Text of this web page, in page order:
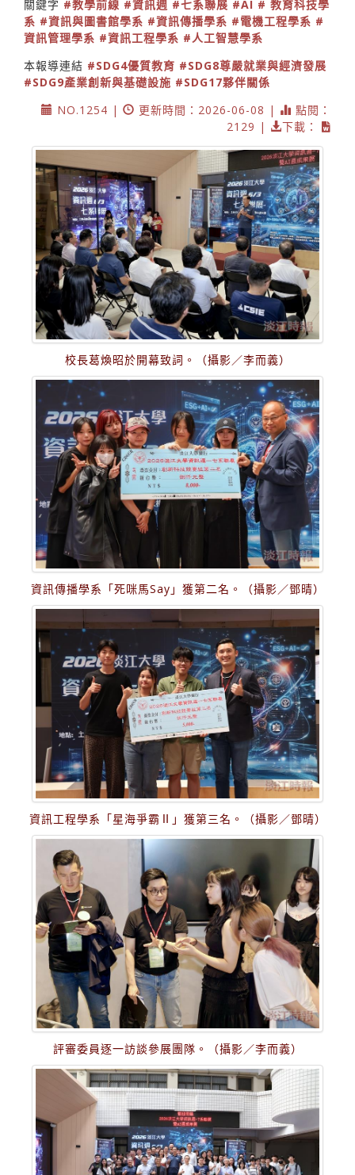
關鍵字 #教學前線 #資訊週 #七系聯展 #AI # 教育科技學
系 #資訊與圖書館學系 #資訊傳播學系 #電機工程學系 #
資訊管理學系 #資訊工程學系 #人工智慧學系
本報導連結 #SDG4優質教育 #SDG8尊嚴就業與經濟發展
#SDG9產業創新與基礎設施 #SDG17夥伴關係
NO.1254 |
更新時間：2026-06-08 |
點閱：
2129 |
下載：
校長葛煥昭於開幕致詞。（攝影／李而義）
資訊傳播學系「死咪馬Say」獲第二名。（攝影／鄧晴）
資訊工程學系「星海爭霸Ⅱ」獲第三名。（攝影／鄧晴）
評審委員逐一訪談參展團隊。（攝影／李而義）